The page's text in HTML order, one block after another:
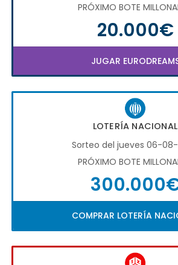
PRÓXIMO BOTE
20.000€
JUGAR
LOTERÍA NACIONAL
Sorteo del jueves 06-
PRÓXIMO BOTE
COMPRAR LOTERÍA